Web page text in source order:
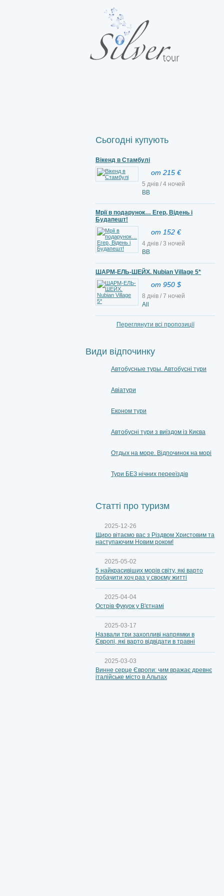
Сьогодні купують
Вікенд в Стамбулі
от 215 €
5 днів / 4 ночей
ВВ
Мрії в подарунок… Егер, Відень і
Будапешт!
от 152 €
4 днів / 3 ночей
BB
ШАРМ-ЕЛЬ-ШЕЙХ. Nubian Village 5*
от 950 $
8 днів / 7 ночей
All
Переглянути всі пропозиції
Види відпочинку
Автобусные туры. Автобусні тури
Авіатури
Економ тури
Автобусні тури з виїздом із Києва
Отдых на море. Відпочинок на морі
Тури БЕЗ нічних перееїздів
Статті про туризм
2025-12-26
Щиро вітаємо вас з Різдвом Христовим та
наступаючим Новим роком!
2025-05-02
5 найкрасивіших морів світу, які варто
побачити хоч раз у своєму житті
2025-04-04
Острів Фукуок у В'єтнамі
2025-03-17
Назвали три захопливі напрямки в
Європі, які варто відвідати в травні
2025-03-03
Винне серце Європи: чим вражає древнє
італійське місто в Альпах